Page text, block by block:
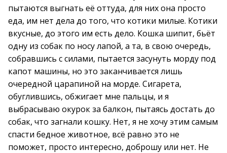
пытаются выгнать её оттуда, для них она просто
еда, им нет дела до того, что котики милые. Котики
вкусные, до этого им есть дело. Кошка шипит, бьёт
одну из собак по носу лапой, а та, в свою очередь,
собравшись с силами, пытается засунуть морду под
капот машины, но это заканчивается лишь
очередной царапиной на морде. Сигарета,
обуглившись, обжигает мне пальцы, и я
выбрасываю окурок за балкон, пытаясь достать до
собак, что загнали кошку. Нет, я не хочу этим самым
спасти бедное животное, всё равно это не
поможет, просто интересно, доброшу или нет. Не